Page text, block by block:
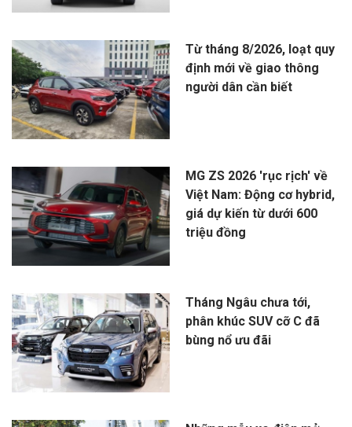
Từ tháng 8/2026, loạt quy
định mới về giao thông
người dân cần biết
MG ZS 2026 'rục rịch' về
Việt Nam: Động cơ hybrid,
giá dự kiến từ dưới 600
triệu đồng
Tháng Ngâu chưa tới,
phân khúc SUV cỡ C đã
bùng nổ ưu đãi